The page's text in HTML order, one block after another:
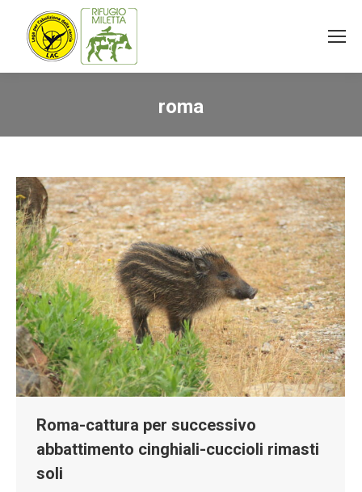
roma
Roma-cattura per successivo
abbattimento cinghiali-cuccioli rimasti
soli